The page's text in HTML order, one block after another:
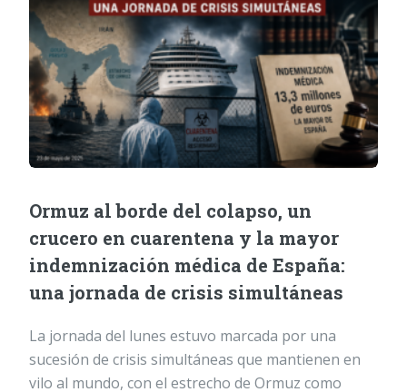
Ormuz al borde del colapso, un
crucero en cuarentena y la mayor
indemnización médica de España:
una jornada de crisis simultáneas
La jornada del lunes estuvo marcada por una
sucesión de crisis simultáneas que mantienen en
vilo al mundo, con el estrecho de Ormuz como